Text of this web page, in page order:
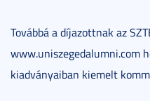
Továbbá a díjazottnak az
www.uniszegedalumni.com
kiadványaiban kiemelt